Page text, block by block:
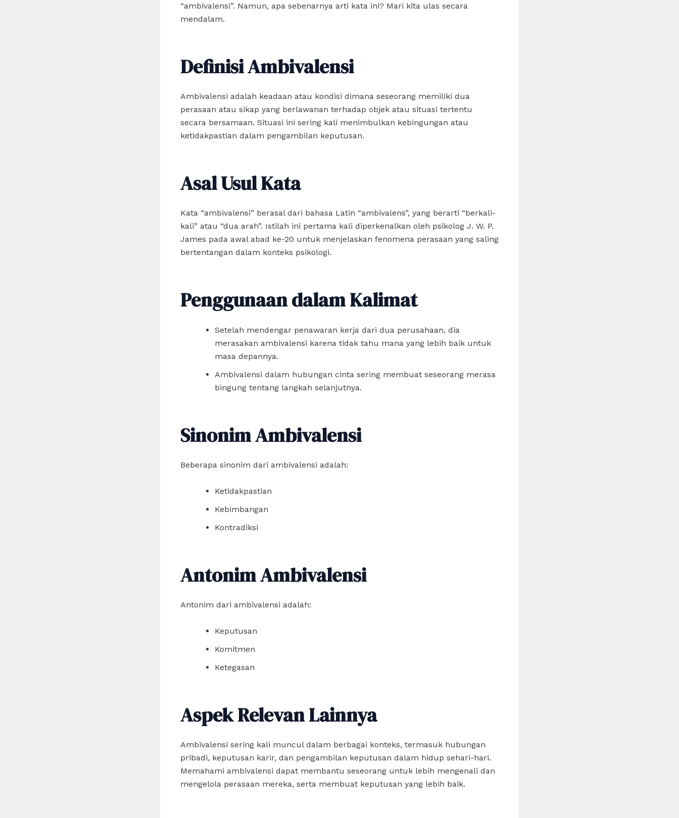
“ambivalensi”. Namun, apa sebenarnya arti kata ini? Mari kita ulas secara
mendalam.
Definisi Ambivalensi
Ambivalensi adalah keadaan atau kondisi dimana seseorang memiliki dua
perasaan atau sikap yang berlawanan terhadap objek atau situasi tertentu
secara bersamaan. Situasi ini sering kali menimbulkan kebingungan atau
ketidakpastian dalam pengambilan keputusan.
Asal Usul Kata
Kata “ambivalensi” berasal dari bahasa Latin “ambivalens”, yang berarti “berkali-
kali” atau “dua arah”. Istilah ini pertama kali diperkenalkan oleh psikolog J. W. P.
James pada awal abad ke-20 untuk menjelaskan fenomena perasaan yang saling
bertentangan dalam konteks psikologi.
Penggunaan dalam Kalimat
Setelah mendengar penawaran kerja dari dua perusahaan, dia
merasakan ambivalensi karena tidak tahu mana yang lebih baik untuk
masa depannya.
Ambivalensi dalam hubungan cinta sering membuat seseorang merasa
bingung tentang langkah selanjutnya.
Sinonim Ambivalensi
Beberapa sinonim dari ambivalensi adalah:
Ketidakpastian
Kebimbangan
Kontradiksi
Antonim Ambivalensi
Antonim dari ambivalensi adalah:
Keputusan
Komitmen
Ketegasan
Aspek Relevan Lainnya
Ambivalensi sering kali muncul dalam berbagai konteks, termasuk hubungan
pribadi, keputusan karir, dan pengambilan keputusan dalam hidup sehari-hari.
Memahami ambivalensi dapat membantu seseorang untuk lebih mengenali dan
mengelola perasaan mereka, serta membuat keputusan yang lebih baik.